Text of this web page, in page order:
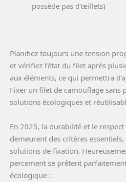
possède pas d’œillets)
Planifiez toujours une tension
et vérifiez l’état du filet après
aux éléments, ce qui permettra
Fixer un filet de camouflage sans
solutions écologiques et
En 2025, la durabilité et le
demeurent des critères
solutions de fixation.
percement se prêtent
écologique :